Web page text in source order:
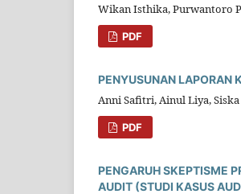
Wikan Isthika, Purwantoro
PDF
PENYUSUNAN LAPORAN
Anni Safitri, Ainul Liya,
PDF
PENGARUH SKEPTISME
AUDIT (STUDI KASUS